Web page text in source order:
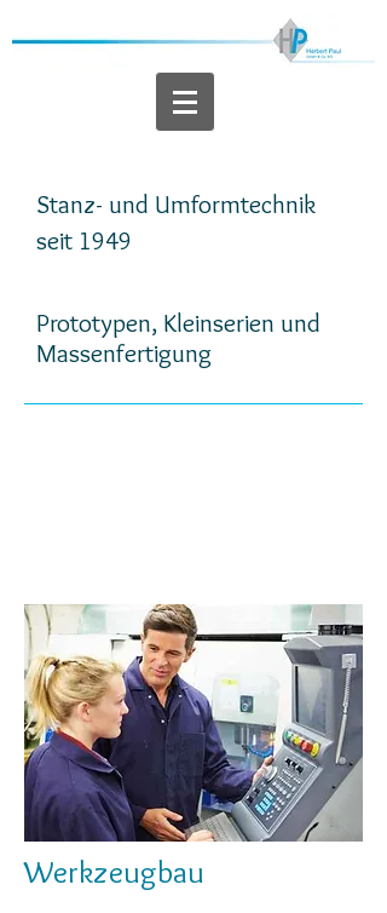
Stanz- und Umformtechnik
seit 1949
Prototypen, Kleinserien und
Massenfertigung
Werkzeugbau